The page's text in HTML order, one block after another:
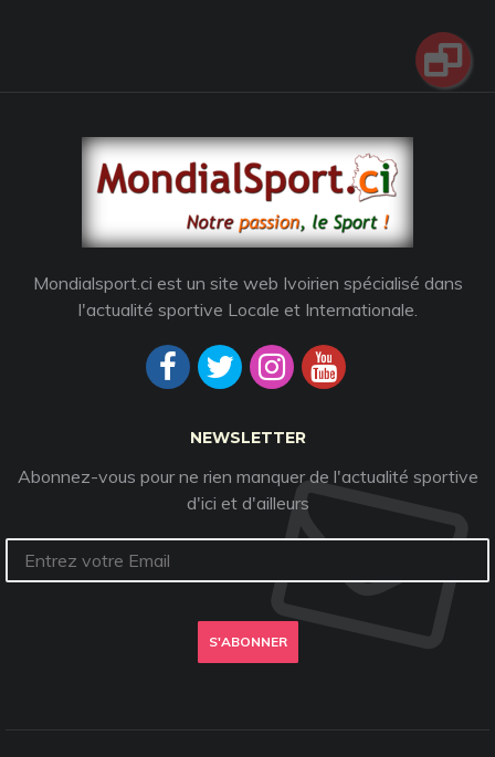
Mondialsport.ci est un site web Ivoirien spécialisé dans
l'actualité sportive Locale et Internationale.
NEWSLETTER
Abonnez-vous pour ne rien manquer de l'actualité sportive
d'ici et d'ailleurs
S'ABONNER